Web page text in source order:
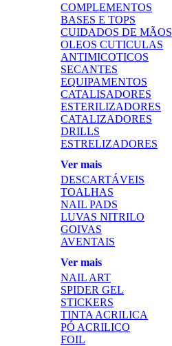
COMPLEMENTOS
BASES E TOPS
CUIDADOS DE MÃOS
OLEOS CUTICULAS
ANTIMICOTICOS
SECANTES
EQUIPAMENTOS
CATALISADORES
ESTERILIZADORES
CATALIZADORES
DRILLS
ESTRELIZADORES
Ver mais
DESCARTÁVEIS
TOALHAS
NAIL PADS
LUVAS NITRILO
GOIVAS
AVENTAIS
Ver mais
NAIL ART
SPIDER GEL
STICKERS
TINTA ACRILICA
PÓ ACRILICO
FOIL